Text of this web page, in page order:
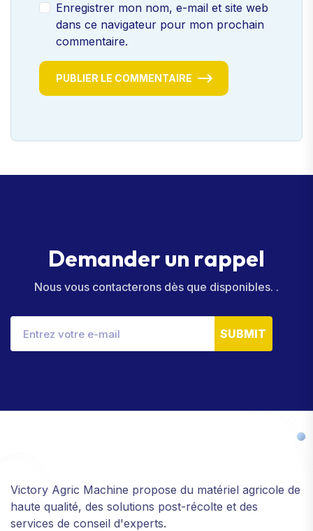
Enregistrer mon nom, e-mail et site web
dans ce navigateur pour mon prochain
commentaire.
PUBLIER LE COMMENTAIRE
Demanderun rappel
Nous vous contacterons dès que disponibles. .
SUBMIT
Victory Agric Machine propose du matériel agricole de
haute qualité, des solutions post-récolte et des
services de conseil d'experts.